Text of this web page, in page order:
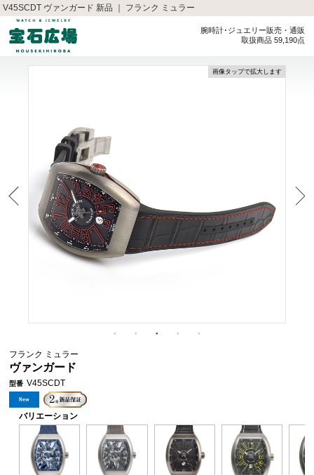
V45SCDT ヴァンガード 新品 ｜ フランク ミュラー
腕時計･ジュエリー販売・通販
取扱商品 59,190点
画像タップで拡大します
フランク ミュラー
ヴァンガード
型番 V45SCDT
バリエーション